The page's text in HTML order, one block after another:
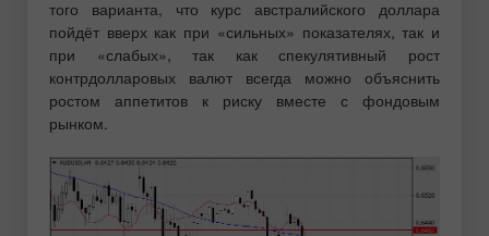
того варианта, что курс австралийского доллара
пойдёт вверх как при «сильных» показателях, так и
при «слабых», так как спекулятивный рост
контрдолларовых валют всегда можно объяснить
ростом аппетитов к риску вместе с фондовым
рынком.